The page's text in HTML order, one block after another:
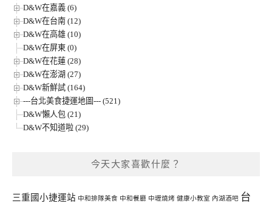
D&W在嘉義 (6)
D&W在台南 (12)
D&W在高雄 (10)
D&W在屏東 (0)
D&W在花蓮 (28)
D&W在澎湖 (27)
D&W新鮮試 (164)
---台北美食捷運地圖--- (521)
D&W懶人包 (21)
D&W不知道啦 (29)
今天大家喜歡什麼？
三重國小捷運站 中和排隊美食 中和餐廳 中壢燒烤 健康小教室 內湖酒吧 台